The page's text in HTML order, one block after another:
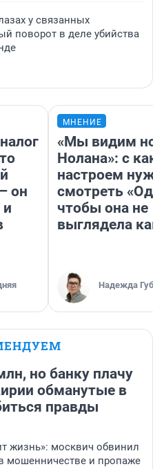
у связанных
поворот в деле убийства
он
и
МНЕНИЕ
«Мы видим
Нолана»: с
настроем
смотреть
чтобы она не
выглядела как
Надежда
но банку плачу
обманутые в
правды
жизнь»: москвич обвинил
в мошенничестве и пропаже